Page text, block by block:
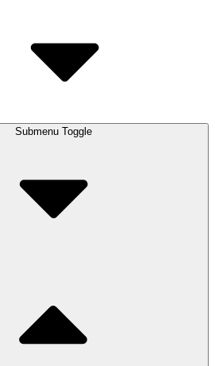
Submenu Toggle